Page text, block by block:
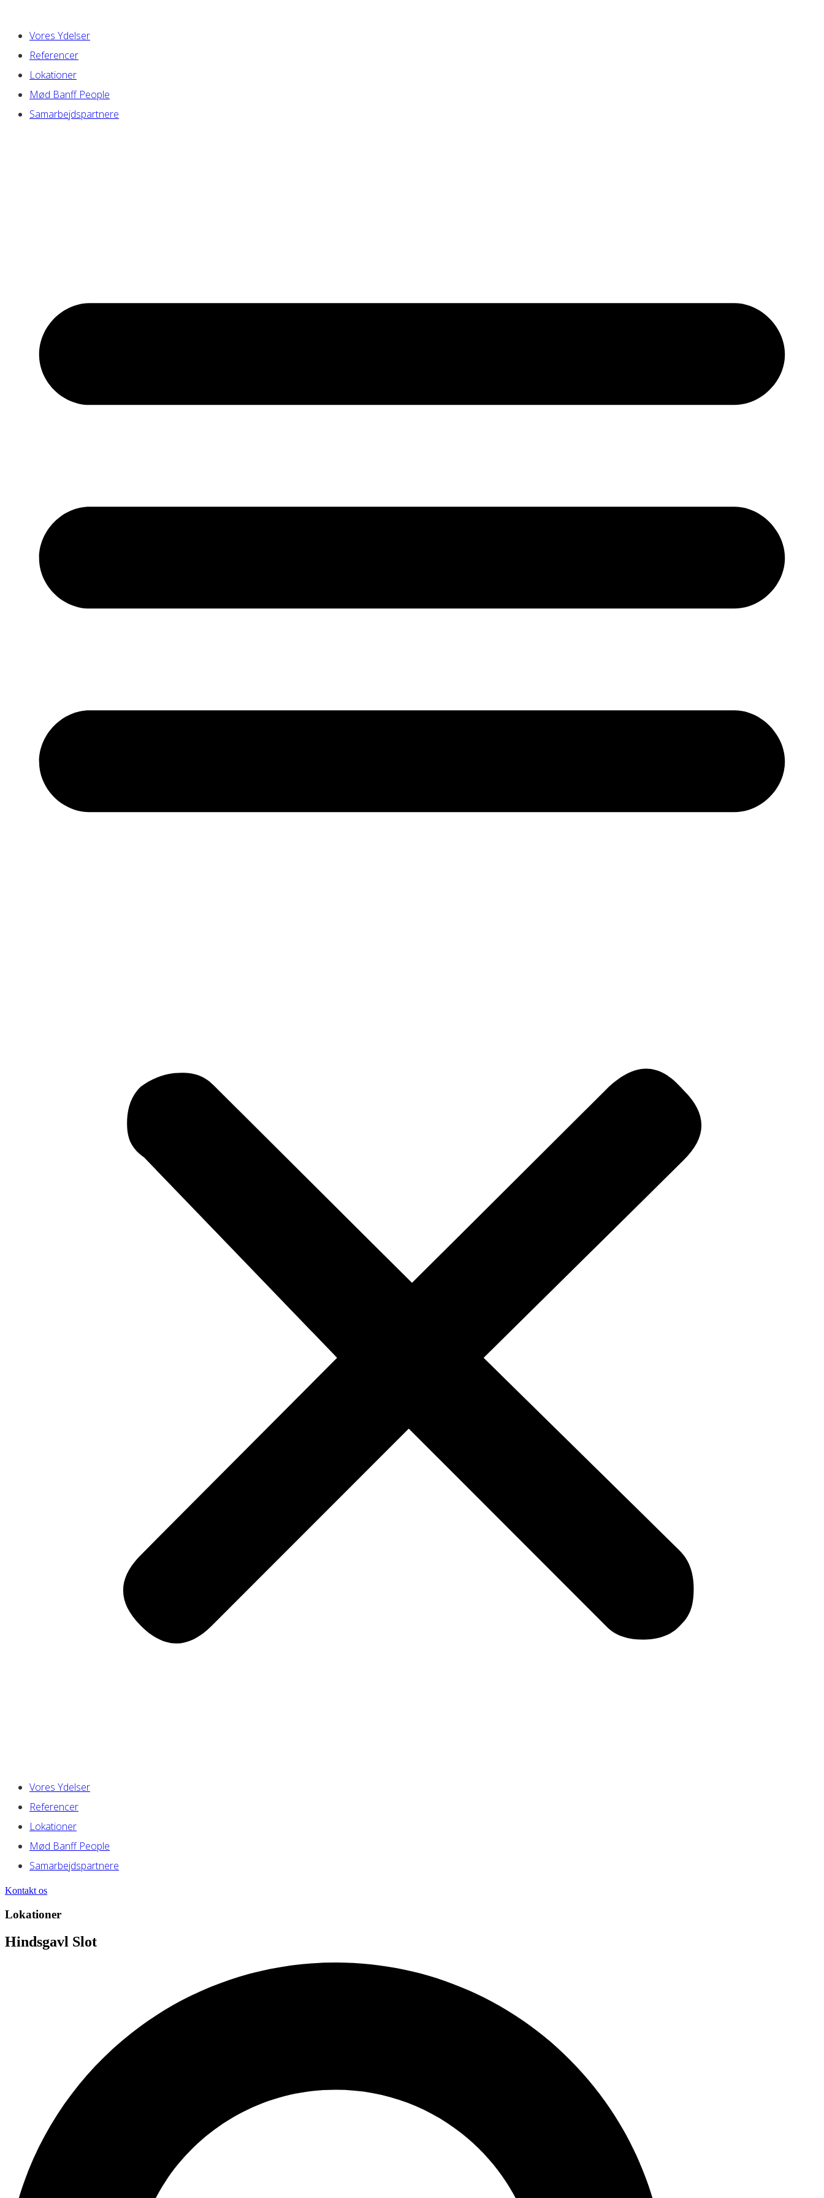
Vores Ydelser
Referencer
Lokationer
Mød Banff People
Samarbejdspartnere
Vores Ydelser
Referencer
Lokationer
Mød Banff People
Samarbejdspartnere
Kontakt os
Lokationer
Hindsgavl Slot